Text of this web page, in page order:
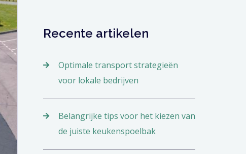
Recente artikelen
Optimale transport strategieën
voor lokale bedrijven
Belangrijke tips voor het kiezen van
de juiste keukenspoelbak